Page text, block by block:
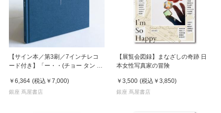
【サイン本／第3刷／7インチレコ
ード付き】「ー・・(チョー タン タ
￥6,364 (税込 ￥7,000)
銀座 蔦屋書店
【展覧会図録】まなざしの奇跡 日
本女性写真家の冒険
￥3,500 (税込 ￥3,850)
銀座 蔦屋書店